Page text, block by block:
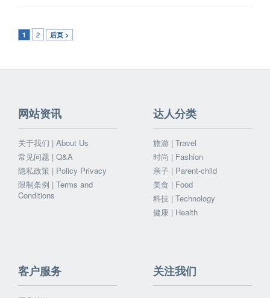
1 2 后页 >
网站资讯
关于我们 | About Us
常见问题 | Q&A
隐私政策 | Policy Privacy
限制条例 | Terms and
Conditions
达人分类
旅游 | Travel
时尚 | Fashion
亲子 | Parent-child
美食 | Food
科技 | Technology
健康 | Health
客户服务 关注我们